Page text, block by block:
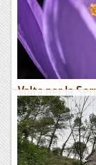
Volta per la
les Pasteres
Dissabte 7
Ubicació: Comarca
min (10 km)